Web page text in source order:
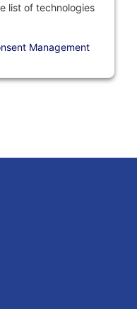
list of technologies
Management